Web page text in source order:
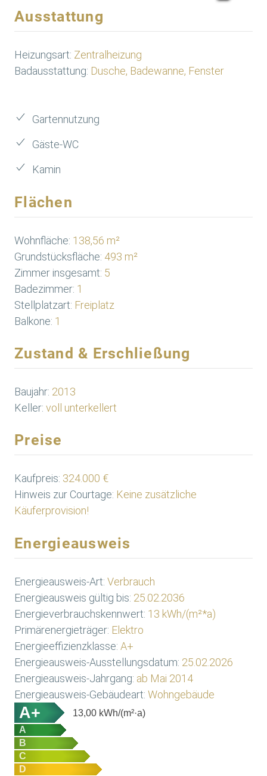
Ausstattung
Heizungsart: Zentralheizung
Badausstattung: Dusche, Badewanne, Fenster
Gartennutzung
Gäste-WC
Kamin
Flächen
Wohnfläche: 138,56 m²
Grundstücksfläche: 493 m²
Zimmer insgesamt: 5
Badezimmer: 1
Stellplatzart: Freiplatz
Balkone: 1
Zustand & Erschließung
Baujahr: 2013
Keller: voll unterkellert
Preise
Kaufpreis: 324.000 €
Hinweis zur Courtage: Keine zusätzliche
Käuferprovision!
Energieausweis
Energieausweis-Art: Verbrauch
Energieausweis gültig bis: 25.02.2036
Energieverbrauchskennwert: 13 kWh/(m²*a)
Primärenergieträger: Elektro
Energieeffizienzklasse: A+
Energieausweis-Ausstellungsdatum: 25.02.2026
Energieausweis-Jahrgang: ab Mai 2014
Energieausweis-Gebäudeart: Wohngebäude
A+ 13,00 kWh/(m²·a)
A
B
C
D